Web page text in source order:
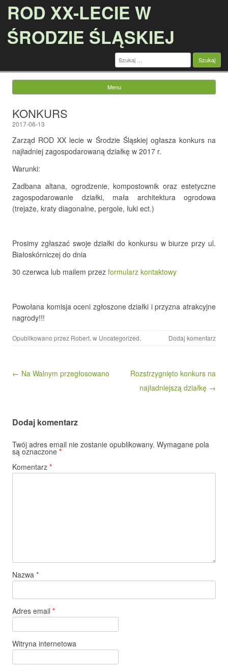
ROD XX-LECIE W
ŚRODZIE ŚLĄSKIEJ
Szukaj:
Menu
KONKURS
2017-06-13
Zarząd ROD XX lecie w Środzie Śląskiej ogłasza konkurs na
najładniej zagospodarowaną działkę w 2017 r.
Warunki:
Zadbana altana, ogrodzenie, kompostownik oraz estetyczne
zagospodarowanie działki, mała architektura ogrodowa
(trejaże, kraty diagonalne, pergole, łuki ect.)
Prosimy zgłaszać swoje działki do konkursu w biurze przy ul.
Białoskórniczej do dnia
30 czerwca lub mailem przez formularz kontaktowy
Powołana komisja oceni zgłoszone działki i przyzna atrakcyjne
nagrody!!!
Opublikowano przez Robert, w Uncategorized. Dodaj komentarz
Nawigacja wpisu
← Na Walnym przegłosowano
Rozstrzygnięto konkurs na
najładniejszą działkę →
Dodaj komentarz
Twój adres email nie zostanie opublikowany. Wymagane pola
są oznaczone *
Komentarz *
Nazwa *
Adres email *
Witryna internetowa